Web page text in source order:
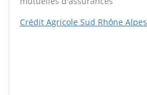
Crédit Agricole Sud Rhône Alpes